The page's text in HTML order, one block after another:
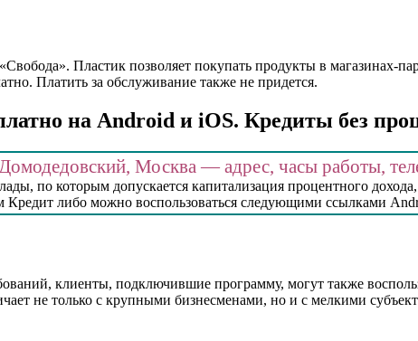
Пластик позволяет покупать продукты в магазинах-
Платить за обслуживание также не придется.
на Android и iOS. Кредиты без
Москва — адрес, часы работы,
по которым допускается капитализация процентного
либо можно воспользоваться следующими ссылками
клиенты, подключившие программу, могут также
не только с крупными бизнесменами, но и с мелкими